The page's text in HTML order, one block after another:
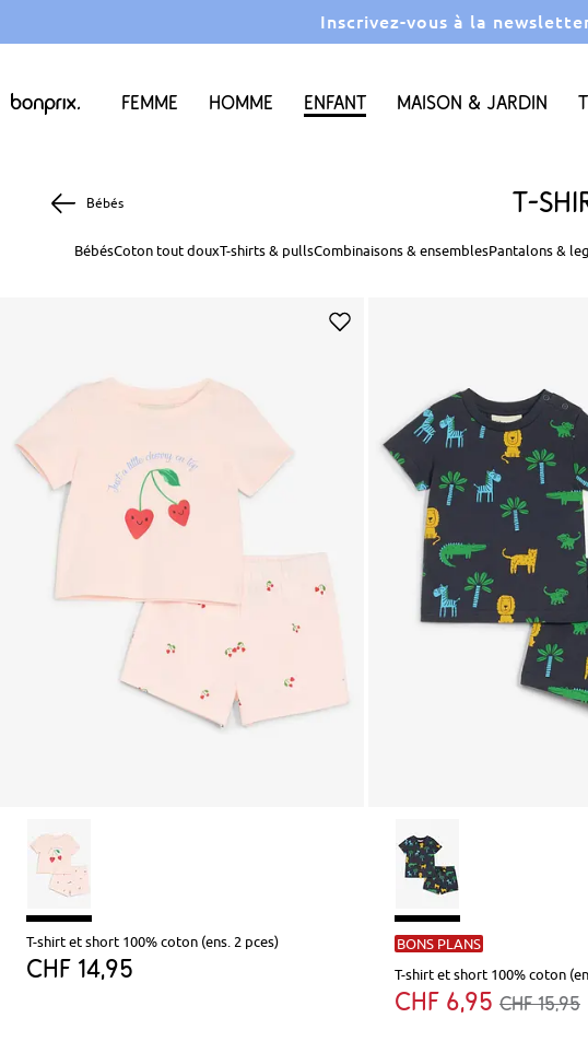
Inscrivez-vous à la
Femme Homme Enfant Maison & Jardin
Bébés T-
BébésCoton tout douxT-shirts & pullsCombinaisons & ensemblesPantalons &
T-shirt et short 100% coton (ens. 2 pces)
CHF 14,95
BONS PLANS
T-shirt et short 100% coton
CHF 6,95 CHF 15,95